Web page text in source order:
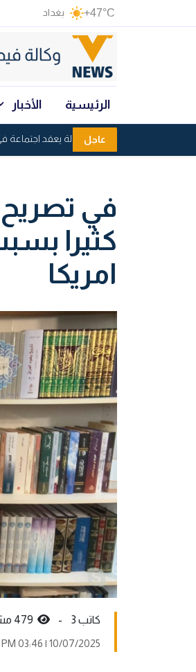
+47°C بغداد
الرئيسية الأخبار
عاجل
ائتلاف إدارة الدولة يعقد اجتماعة في
في تصريح
كثيرا
امريكا
كاتب 3 -
10/07/2025 | 03:46 PM